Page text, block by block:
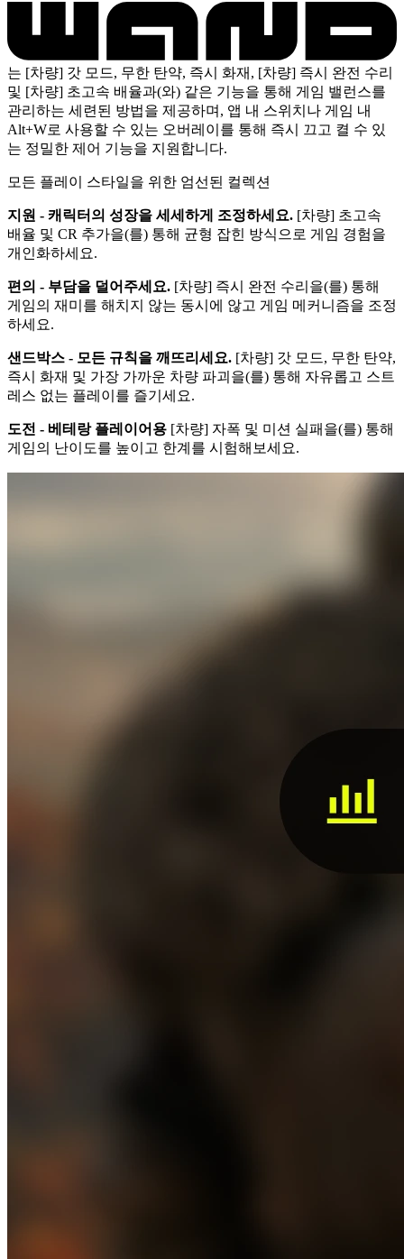
는 [차량] 갓 모드, 무한 탄약, 즉시 화재, [차량] 즉시 완전 수리
및 [차량] 초고속 배율과(와) 같은 기능을 통해 게임 밸런스를
관리하는 세련된 방법을 제공하며, 앱 내 스위치나 게임 내
Alt+W로 사용할 수 있는 오버레이를 통해 즉시 끄고 켤 수 있
는 정밀한 제어 기능을 지원합니다.
모든 플레이 스타일을 위한 엄선된 컬렉션
지원 - 캐릭터의 성장을 세세하게 조정하세요. [차량] 초고속
배율 및 CR 추가을(를) 통해 균형 잡힌 방식으로 게임 경험을
개인화하세요.
편의 - 부담을 덜어주세요. [차량] 즉시 완전 수리을(를) 통해
게임의 재미를 해치지 않는 동시에 않고 게임 메커니즘을 조정
하세요.
샌드박스 - 모든 규칙을 깨뜨리세요. [차량] 갓 모드, 무한 탄약,
즉시 화재 및 가장 가까운 차량 파괴을(를) 통해 자유롭고 스트
레스 없는 플레이를 즐기세요.
도전 - 베테랑 플레이어용 [차량] 자폭 및 미션 실패을(를) 통해
게임의 난이도를 높이고 한계를 시험해보세요.